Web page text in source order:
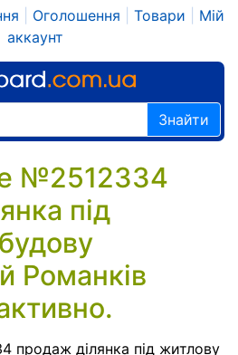
Оголошення Товари
Мій
аккаунт
Знайти
№2512334
під
Романків
продаж ділянка під житлову